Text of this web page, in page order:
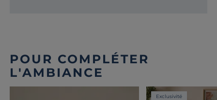
POUR COMPLÉTER
L'AMBIANCE
Exclusivité